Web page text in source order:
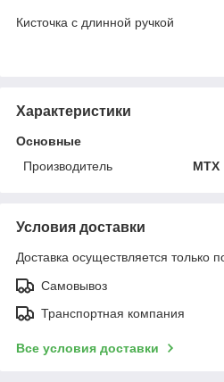
Кисточка с длинной ручкой
Характеристики
Основные
Производитель
MTX
Условия доставки
Доставка осуществляется только
Самовывоз
Транспортная компания
Все условия доставки